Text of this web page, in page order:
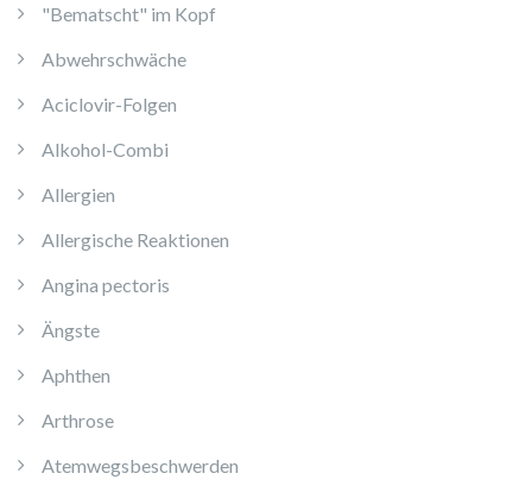
"Bematscht" im Kopf
Abwehrschwäche
Aciclovir-Folgen
Alkohol-Combi
Allergien
Allergische Reaktionen
Angina pectoris
Ängste
Aphthen
Arthrose
Atemwegsbeschwerden